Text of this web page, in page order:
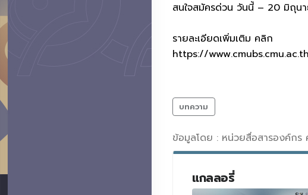
สนใจสมัครด่วน วันนี้ – 20 มิถุน
รายละเอียดเพิ่มเติม คลิก
https://
บทความ
ข้อมูลโดย : หน่วยสื่อสารองค์กร
แกลลอรี่